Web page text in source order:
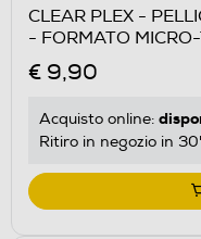
CLEAR PLEX -
- FORMATO
€ 9,90
Acquisto online:
Ritiro in negozio in